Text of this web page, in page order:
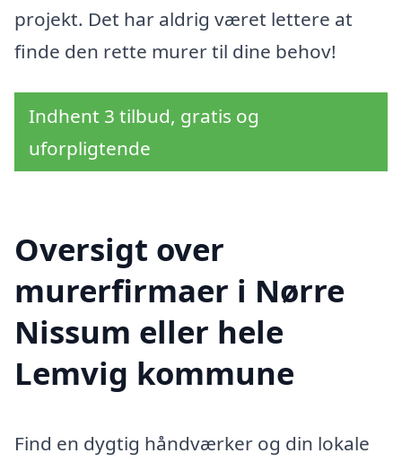
projekt. Det har aldrig været lettere at
finde den rette murer til dine behov!
Indhent 3 tilbud, gratis og
uforpligtende
Oversigt over
murerfirmaer i Nørre
Nissum eller hele
Lemvig kommune
Find en dygtig håndværker og din lokale